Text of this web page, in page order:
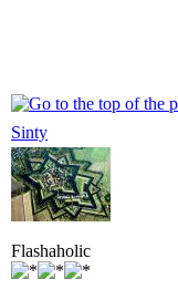
Sinty
Flashaholic